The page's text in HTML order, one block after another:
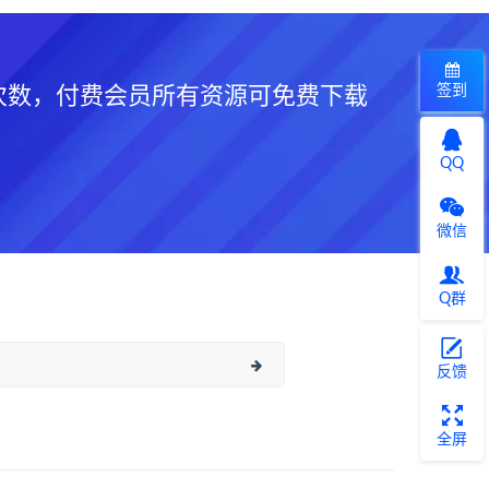
，付费会员所有资源可免费下载 签到
QQ
微信
Q群
反馈
全屏